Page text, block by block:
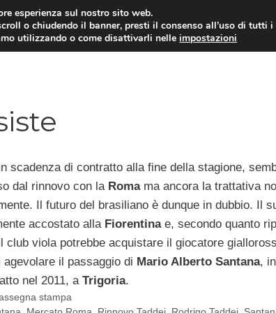
CALCIOMERCATO CAMPIONATO
scadenza di contratto alla fine della stagione,
dal rinnovo con la Roma ma ancora la trattativa
Il futuro del brasiliano è dunque in dubbio. Il
accostato alla Fiorentina e, secondo quanto
club viola potrebbe acquistare il giocatore
il passaggio di Mario Alberto Santana, in
nel 2011, a Trigoria.
stampa
esperienza sul nostro sito web.
o chiudendo il banner, presti il consenso all’uso di tutti i
utilizzando o come disattivarli nelleimpostazioni